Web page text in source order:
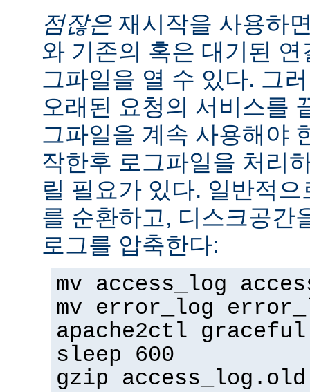
점잖은 재시작을 사용하
와 기존의 혹은 대기된
그파일을 열 수 있다. 그
오래된 요청의 서비스를
그파일을 계속 사용해야
작한후 로그파일을 처리
릴 필요가 있다. 일반적
를 순환하고, 디스크공간
로그를 압축한다:
mv access_log
mv error_log
apache2ctl graceful
sleep 600
gzip